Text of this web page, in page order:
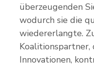
überzeugenden
wodurch sie die
wiedererlangte.
Koalitionspartner,
Innovationen,